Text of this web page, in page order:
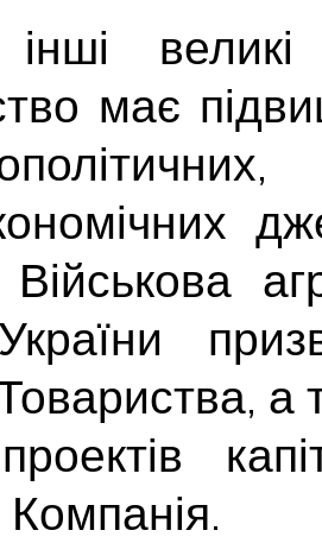
великі
має
Військова